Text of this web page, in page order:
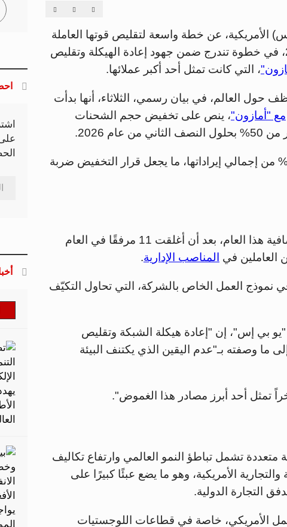
عن خطة واسعة لتقليص قوتها العاملة
تشمل تسريح 20 ألف موظف خلال عام 2025، في خطوة تندرج ضمن جهود إعادة الهيكلة وتقليص
، التي كانت تمثل أحد أكبر عملائها.
التي توظف نحو 490 ألف موظف حول العالم، في بيان رسمي، الثلاثاء، أنها بدأت
مع "أمازون"، ينص على تخفيض حجم الشحنات
2026.
تعاون "يو بي إس" مع "أمازون" يمثل 12% من إجمالي إيراداتها، ما يجعل قرار التخفيض ضربة
وأفادت "يو بي إس" بأنها ستغلق 73 منشأة إضافية هذا العام، بعد أن أغلقت 11 مرفقًا في العام
المناصب الإدارية.
نموذج العمل الخاص بالشركة، التي تحاول التكيّف
بي إس"، إن "إعادة هيكلة الشبكة وتقليص
وصفته بـ"عدم اليقين الذي يكتنف البيئة
تمثل أحد أبرز مصادر هذا الغموض".
تشمل تباطؤ النمو العالمي وارتفاع تكاليف
الأمريكية، وهو ما يضع عبئًا كبيرًا على
التجارة الدولية.
الأمريكي، خاصة في قطاعات اللوجستيات